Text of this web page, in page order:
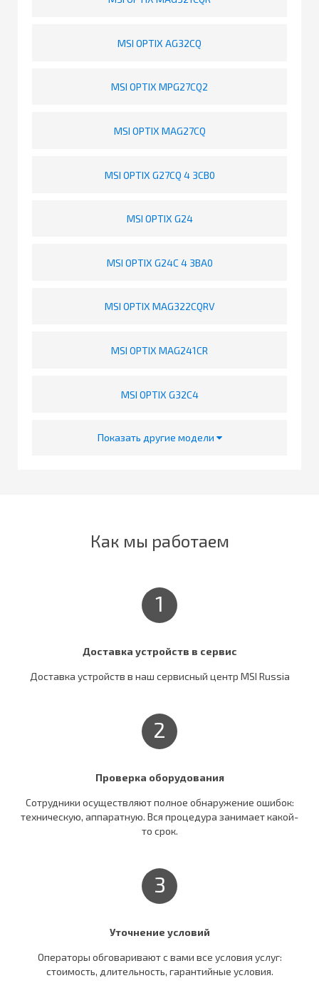
MSI OPTIX AG32CQ
MSI OPTIX MPG27CQ2
MSI OPTIX MAG27CQ
MSI OPTIX G27CQ 4 3CB0
MSI OPTIX G24
MSI OPTIX G24C 4 3BA0
MSI OPTIX MAG322CQRV
MSI OPTIX MAG241CR
MSI OPTIX G32C4
Показать другие модели
Как мы работаем
1
Доставка устройств в сервис
Доставка устройств в наш сервисный центр MSI Russia
2
Проверка оборудования
Сотрудники осуществляют полное обнаружение ошибок:
техническую, аппаратную. Вся процедура занимает какой-
то срок.
3
Уточнение условий
Операторы обговаривают c вами все условия услуг:
стоимость, длительность, гарантийные условия.